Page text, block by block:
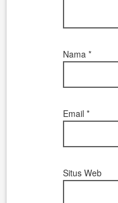
Nama*
Email*
Situs Web